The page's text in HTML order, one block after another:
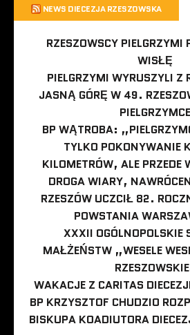
NEWS DIECEZJA RZESZOWSKA
RZESZOWSCY PIELGRZYMI
WISŁĘ
PIELGRZYMI WYRUSZYLI Z
JASNĄ GÓRĘ W 49.
PIELGRZYMCE
BP WĄTROBA:
TYLKO POKONYWANIE
KILOMETRÓW, ALE PRZEDE
DROGA WIARY,
RZESZÓW UCZCIŁ 82.
POWSTANIA
XXXII OGÓLNOPOLSKIE
MAŁŻEŃSTW „WESELE
WAKACJE Z CARITAS
BP KRZYSZTOF CHUDZIO
BISKUPA KOADIUTORA